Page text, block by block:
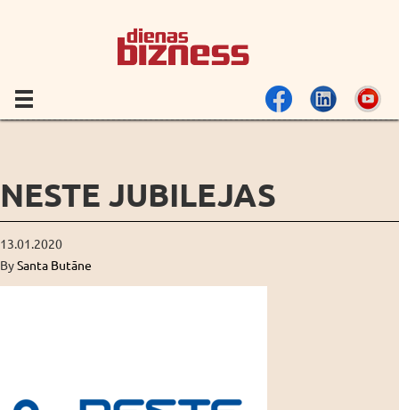
NESTE JUBILEJAS
13.01.2020
BySanta Butāne